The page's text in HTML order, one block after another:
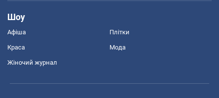
Шоу
Афіша Плітки
Краса Мода
Жіночий журнал